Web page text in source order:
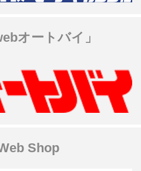
オートバイ」
Shop